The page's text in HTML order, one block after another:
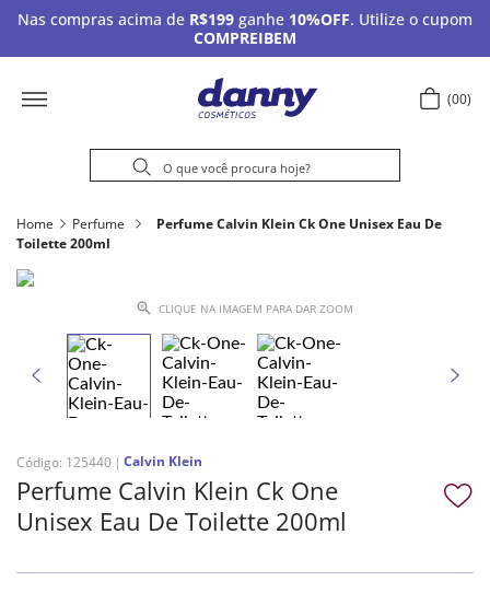
Nas compras acima de R$199 ganhe 10%OFF. Utilize o cupom
COMPREIBEM
00
Home Perfume
Perfume Calvin Klein Ck One Unisex Eau De
Toilette 200ml
CLIQUE NA IMAGEM PARA DAR ZOOM
Código: 125440 Calvin Klein
Perfume Calvin Klein Ck One
Unisex Eau De Toilette 200ml